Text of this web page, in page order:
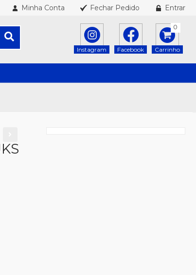
Minha Conta Fechar Pedido Entrar
Carrinho
0
Facebook
Instagram